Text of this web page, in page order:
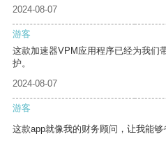
2024-08-07
游客
这款加速器VPM应用程序已经为我们
护。
2024-08-07
游客
这款app就像我的财务顾问，让我能够